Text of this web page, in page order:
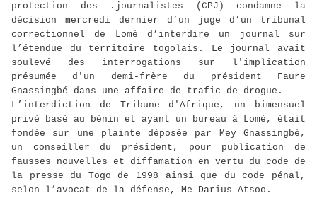
protection des .journalistes (CPJ) condamne la
décision mercredi dernier d’un juge d’un tribunal
correctionnel de Lomé d’interdire un journal sur
l’étendue du territoire togolais. Le journal avait
soulevé des interrogations sur l'implication
présumée d'un demi-frère du président Faure
Gnassingbé dans une affaire de trafic de drogue.
L’interdiction de Tribune d'Afrique, un bimensuel
privé basé au bénin et ayant un bureau à Lomé, était
fondée sur une plainte déposée par Mey Gnassingbé,
un conseiller du président, pour publication de
fausses nouvelles et diffamation en vertu du code de
la presse du Togo de 1998 ainsi que du code pénal,
selon l’avocat de la défense, Me Darius Atsoo.